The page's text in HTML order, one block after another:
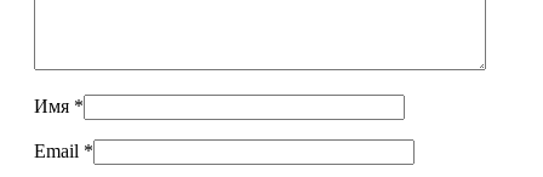
Имя *
Email *